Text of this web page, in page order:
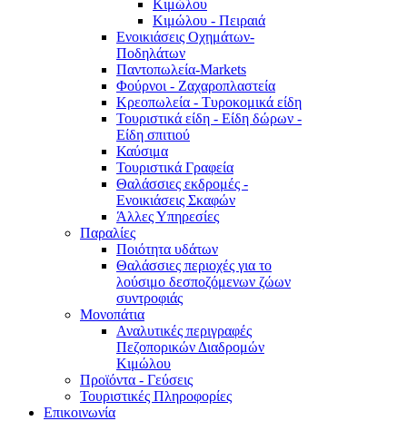
Κιμώλου
Κιμώλου - Πειραιά
Ενοικιάσεις Οχημάτων-
Ποδηλάτων
Παντοπωλεία-Markets
Φούρνοι - Ζαχαροπλαστεία
Κρεοπωλεία - Τυροκομικά είδη
Τουριστικά είδη - Είδη δώρων -
Είδη σπιτιού
Καύσιμα
Τουριστικά Γραφεία
Θαλάσσιες εκδρομές -
Ενοικιάσεις Σκαφών
Άλλες Υπηρεσίες
Παραλίες
Ποιότητα υδάτων
Θαλάσσιες περιοχές για το
λούσιμο δεσποζόμενων ζώων
συντροφιάς
Μονοπάτια
Αναλυτικές περιγραφές
Πεζοπορικών Διαδρομών
Κιμώλου
Προϊόντα - Γεύσεις
Τουριστικές Πληροφορίες
Επικοινωνία